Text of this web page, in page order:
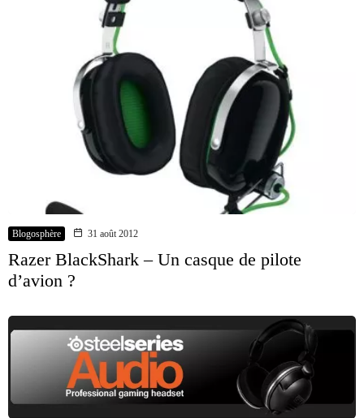
Blogosphère 31 août 2012
Razer BlackShark – Un casque de pilote
d’avion ?